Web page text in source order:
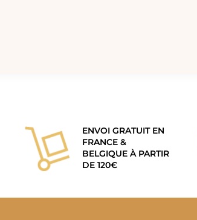
ENVOI GRATUIT EN
FRANCE &
BELGIQUE À PARTIR
DE 120€